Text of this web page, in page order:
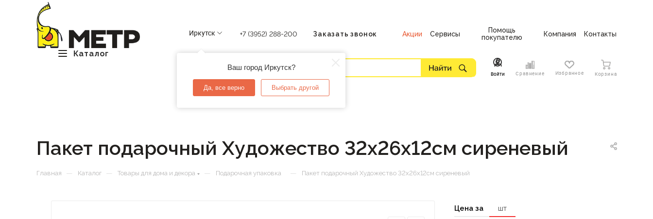
Каталог
Иркутск
Ваш город Иркутск?
Да, все верно Выбрать другой
+7 (3952) 288-200 Заказать звонок Акции Сервисы
Помощь
покупателю
Компания Контакты
Войти Сравнение Избранное Корзина
Пакет подарочный Художество 32х26х12см сиреневый
Главная — Каталог — Товары для дома и декора — Подарочная упаковка — Пакет подарочный Художество 32х26х12см сиреневый
Цена за шт